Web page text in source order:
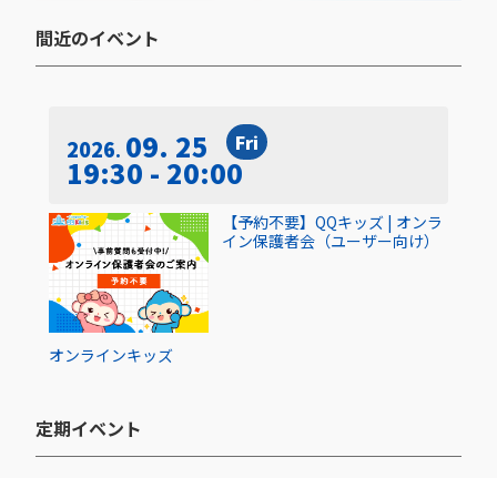
間近のイベント​
2026 09. 25 Fri
19:30 - 20:00
オンラインキッズ
【予約不要】QQキッズ | オンラ
イン保護者会（ユーザー向け）
定期イベント​